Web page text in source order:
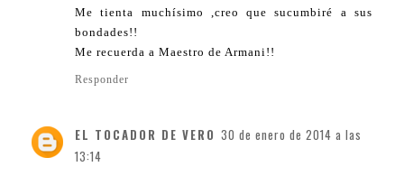
Me tienta muchísimo ,creo que sucumbiré a sus
bondades!!
Me recuerda a Maestro de Armani!!
Responder
EL TOCADOR DE VERO 30 de enero de 2014 a las
13:14